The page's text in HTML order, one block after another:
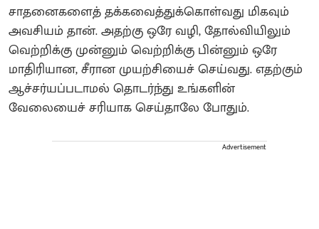
சாதனைகளைத் தக்கவைத்துக்கொள்வது மிகவும்
அவசியம் தான். அதற்கு ஒரே வழி, தோல்வியிலும்
வெற்றிக்கு முன்னும் வெற்றிக்கு பின்னும் ஒரே
மாதிரியான, சீரான முயற்சியைச் செய்வது. எதற்கும்
ஆச்சர்யப்படாமல் தொடர்ந்து உங்களின்
வேலையைச் சரியாக செய்தாலே போதும்.
Advertisement